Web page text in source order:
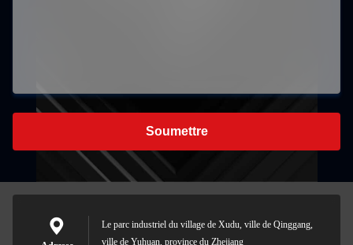
Soumettre
Le parc industriel du village de Xudu, ville de Qinggang,
ville de Yuhuan, province du Zhejiang